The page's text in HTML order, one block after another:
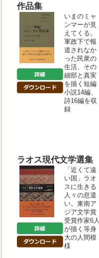
作品集
いまのミャ
ンマーが見
えてくる。
軍政下で報
道されなか
った民衆の
生活、その
細部と真実
を描く短編
小説14編、
詩16編を収
録
ラオス現代文学選集
「近くて遠
い国」ラオ
スに生きる
人々の息遣
い。東南ア
ジア文学賞
受賞作家6人
が描く等身
大の人間模
様